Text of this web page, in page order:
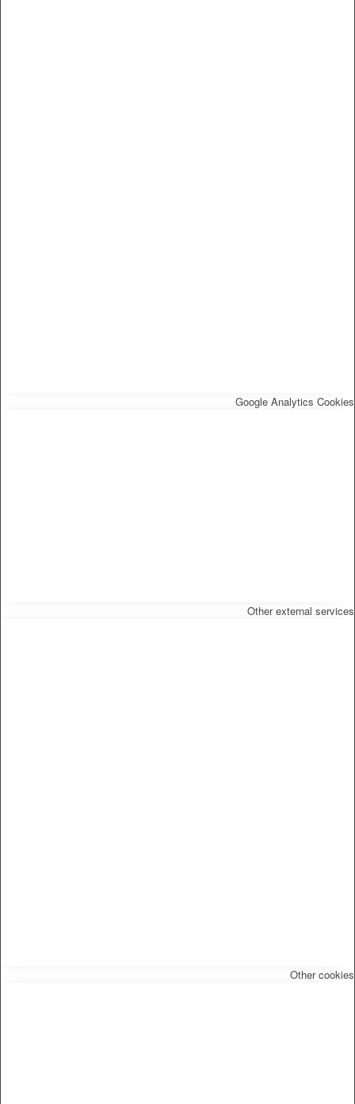
Google Analytics Cookies
Other external services
Other cookies